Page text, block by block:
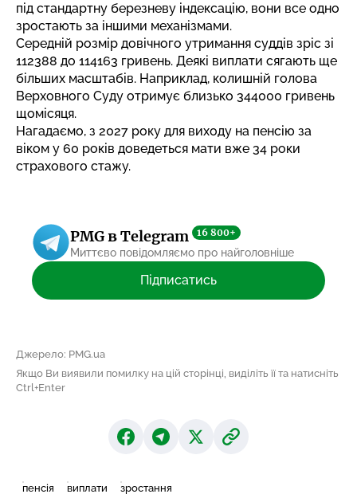
під стандартну березневу індексацію, вони все одно
зростають за іншими механізмами.
Середній розмір довічного утримання суддів зріс зі
112388 до 114163 гривень. Деякі виплати сягають ще
більших масштабів. Наприклад, колишній голова
Верховного Суду отримує близько 344000 гривень
щомісяця.
Нагадаємо, з 2027 року для виходу на пенсію за
віком у 60 років доведеться мати вже 34 роки
страхового стажу.
PMG в Telegram 16 800+
Миттєво повідомляємо про найголовніше
Підписатись
Джерело: PMG.ua
Якщо Ви виявили помилку на цій сторінці, виділіть її та натисніть
Ctrl+Enter
пенсія виплати зростання